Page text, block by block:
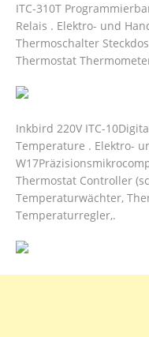
ITC-310T
Relais . Elektro- und
Thermoschalter
Thermostat
Inkbird 220V ITC-
Temperature . Elektro-
Thermostat Controller
Temperaturwächter,
Temperaturregler,.